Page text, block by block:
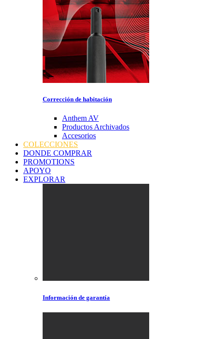
Corrección de habitación
Anthem AV
Productos Archivados
Accesorios
COLECCIONES
DONDE COMPRAR
PROMOTIONS
APOYO
EXPLORAR
Información de garantía